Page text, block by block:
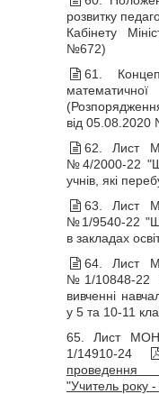
розвитку
Кабінету
№672)
61.
від
62. Лист
№4/2000-22
учнів, які
63. Лист
№1/9540-22
в закладах
64. Лист
№1/10848-22
вивченні
у 5 та 10-11
65. Лист
1/14910-24
проведення
"Учитель року